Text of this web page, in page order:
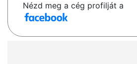
Nézd meg a cég profilját a